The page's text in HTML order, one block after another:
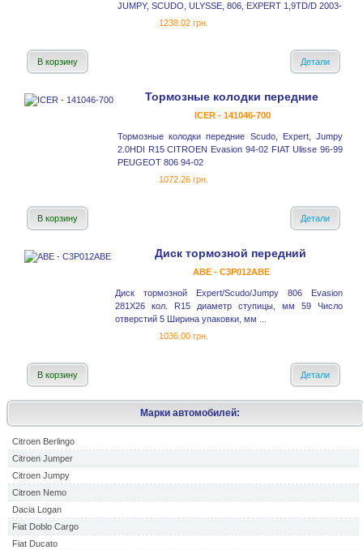
Марки автомобилей:
Citroen Berlingo
Citroen Jumper
Citroen Jumpy
Citroen Nemo
Dacia Logan
Fiat Doblo Cargo
Fiat Ducato
JUMPY, SCUDO, ULYSSE, 806, EXPERT 1,9TD/D 2003-
1238.02 грн.
В корзину Детали
Тормозные колодки передние
ICER - 141046-700
Тормозные колодки передние Scudo, Expert, Jumpy
2.0HDI R15 CITROEN Evasion 94-02 FIAT Ulisse 96-99
PEUGEOT 806 94-02
1072.26 грн.
В корзину Детали
Диск тормозной передний
ABE - C3P012ABE
Диск тормозной Expert/Scudo/Jumpy 806 Evasion
281X26 кол. R15 диаметр ступицы, мм 59 Число
отверстий 5 Ширина упаковки, мм ...
1036.00 грн.
В корзину Детали